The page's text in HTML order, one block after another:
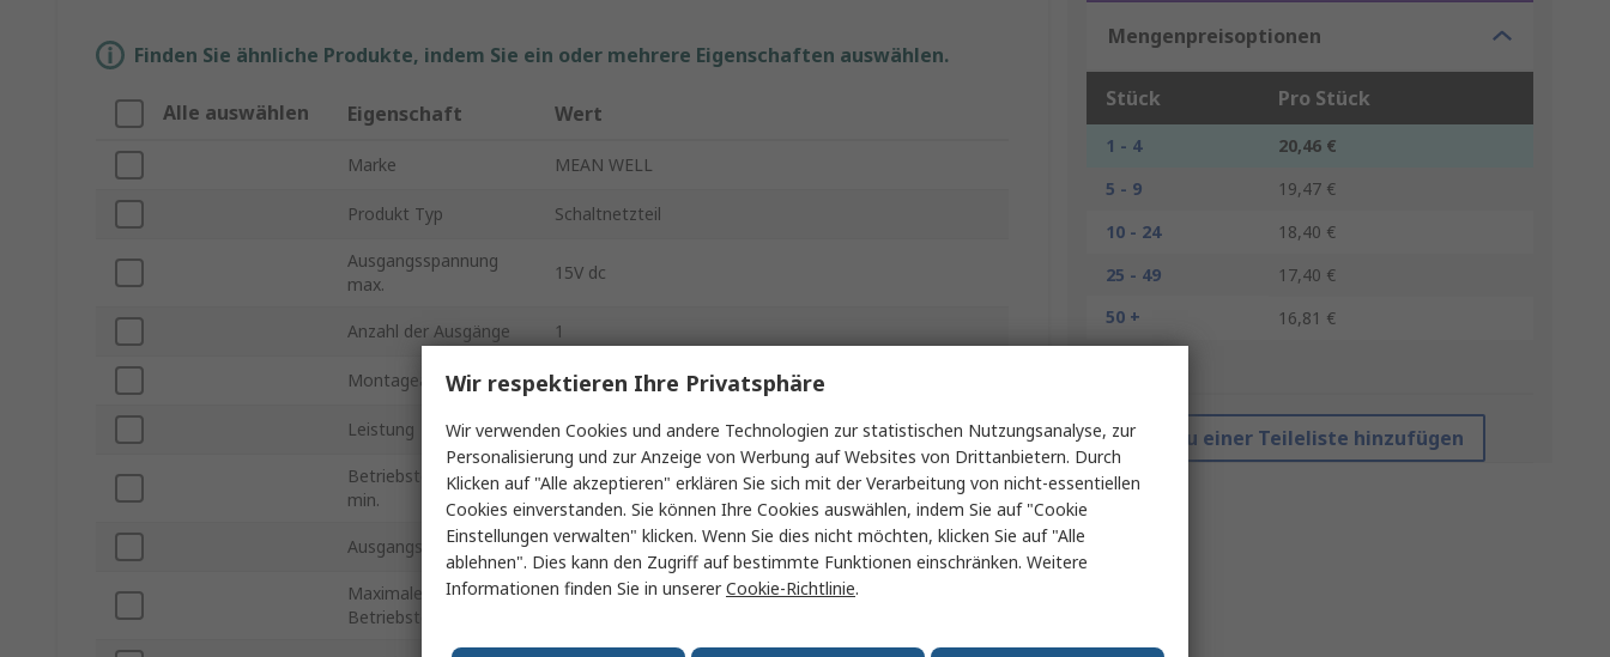
Mengenpreisoptionen
Stück Pro Stück
1 - 4
20,46 €
5 - 9
19,47 €
10 - 24
18,40 €
25 - 49
17,40 €
50 +
16,81 €
Zu einer Teileliste hinzufügen
Finden Sie ähnliche Produkte, indem Sie ein oder mehrere Eigenschaften auswählen.
Alle auswählen Eigenschaft Wert
Marke MEAN WELL
Produkt Typ Schaltnetzteil
Ausgangsspannung
max.
15V dc
Anzahl der Ausgänge 1
Montageart Chassis
Leistung 75W
Betriebstemperatur
min.
-30°C
Ausgangsstrom 5A
Maximale
Betriebstemperatur
Wir respektieren Ihre Privatsphäre
Wir verwenden Cookies und andere Technologien zur statistischen Nutzungsanalyse, zur
Personalisierung und zur Anzeige von Werbung auf Websites von Drittanbietern. Durch
Klicken auf "Alle akzeptieren" erklären Sie sich mit der Verarbeitung von nicht-essentiellen
Cookies einverstanden. Sie können Ihre Cookies auswählen, indem Sie auf "Cookie
Einstellungen verwalten" klicken. Wenn Sie dies nicht möchten, klicken Sie auf "Alle
ablehnen". Dies kann den Zugriff auf bestimmte Funktionen einschränken. Weitere
Informationen finden Sie in unsererCookie-Richtlinie.